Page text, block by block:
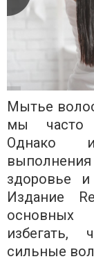
Мытье
мы часто
Однако
здоровье
Издание
основных
сильные